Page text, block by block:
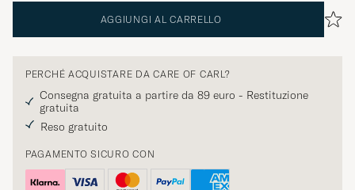
AGGIUNGI AL CARRELLO
PERCHÉ ACQUISTARE DA CARE OF CARL?
Consegna gratuita a partire da 89 euro - Restituzione
gratuita
Reso gratuito
PAGAMENTO SICURO CON